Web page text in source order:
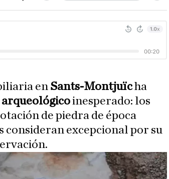
en Sants-Montjuïcha
inesperado: los
de piedra de época
consideran excepcional por su